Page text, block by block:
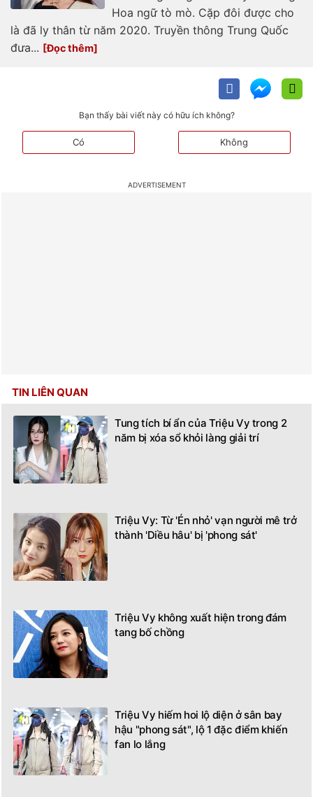
Hoa ngữ tò mò. Cặp đôi được cho
là đã ly thân từ năm 2020. Truyền thông Trung Quốc
đưa...
Bạn thấy bài viết này có hữu ích không?
Có Không
TIN LIÊN QUAN
Tung tích bí ẩn của Triệu Vy trong 2
năm bị xóa sổ khỏi làng giải trí
Triệu Vy: Từ 'Én nhỏ' vạn người mê trở
thành 'Diều hâu' bị 'phong sát'
Triệu Vy không xuất hiện trong đám
tang bố chồng
Triệu Vy hiếm hoi lộ diện ở sân bay
hậu "phong sát", lộ 1 đặc điểm khiến
fan lo lắng